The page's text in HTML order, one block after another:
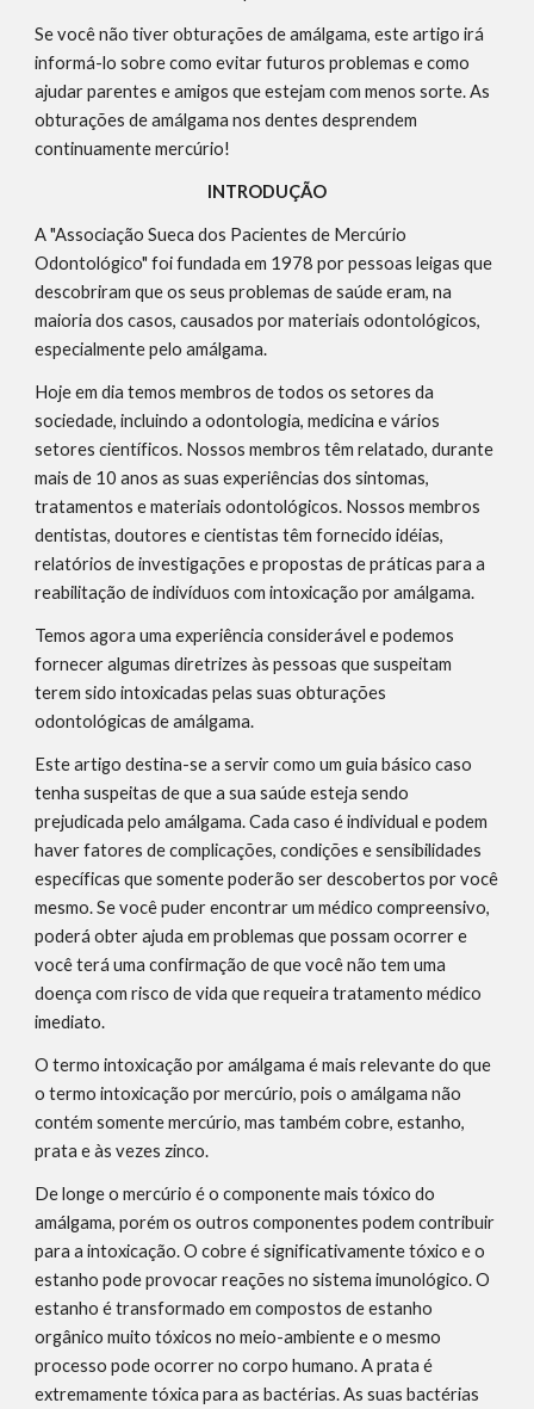
Se você não tiver obturações de amálgama, este artigo irá
informá-lo sobre como evitar futuros problemas e como
ajudar parentes e amigos que estejam com menos sorte. As
obturações de amálgama nos dentes desprendem
continuamente mercúrio!
INTRODUÇÃO
A "Associação Sueca dos Pacientes de Mercúrio
Odontológico" foi fundada em 1978 por pessoas leigas que
descobriram que os seus problemas de saúde eram, na
maioria dos casos, causados por materiais odontológicos,
especialmente pelo amálgama.
Hoje em dia temos membros de todos os setores da
sociedade, incluindo a odontologia, medicina e vários
setores científicos. Nossos membros têm relatado, durante
mais de 10 anos as suas experiências dos sintomas,
tratamentos e materiais odontológicos. Nossos membros
dentistas, doutores e cientistas têm fornecido idéias,
relatórios de investigações e propostas de práticas para a
reabilitação de indivíduos com intoxicação por amálgama.
Temos agora uma experiência considerável e podemos
fornecer algumas diretrizes às pessoas que suspeitam
terem sido intoxicadas pelas suas obturações
odontológicas de amálgama.
Este artigo destina-se a servir como um guia básico caso
tenha suspeitas de que a sua saúde esteja sendo
prejudicada pelo amálgama. Cada caso é individual e podem
haver fatores de complicações, condições e sensibilidades
específicas que somente poderão ser descobertos por você
mesmo. Se você puder encontrar um médico compreensivo,
poderá obter ajuda em problemas que possam ocorrer e
você terá uma confirmação de que você não tem uma
doença com risco de vida que requeira tratamento médico
imediato.
O termo intoxicação por amálgama é mais relevante do que
o termo intoxicação por mercúrio, pois o amálgama não
contém somente mercúrio, mas também cobre, estanho,
prata e às vezes zinco.
De longe o mercúrio é o componente mais tóxico do
amálgama, porém os outros componentes podem contribuir
para a intoxicação. O cobre é significativamente tóxico e o
estanho pode provocar reações no sistema imunológico. O
estanho é transformado em compostos de estanho
orgânico muito tóxicos no meio-ambiente e o mesmo
processo pode ocorrer no corpo humano. A prata é
extremamente tóxica para as bactérias. As suas bactérias